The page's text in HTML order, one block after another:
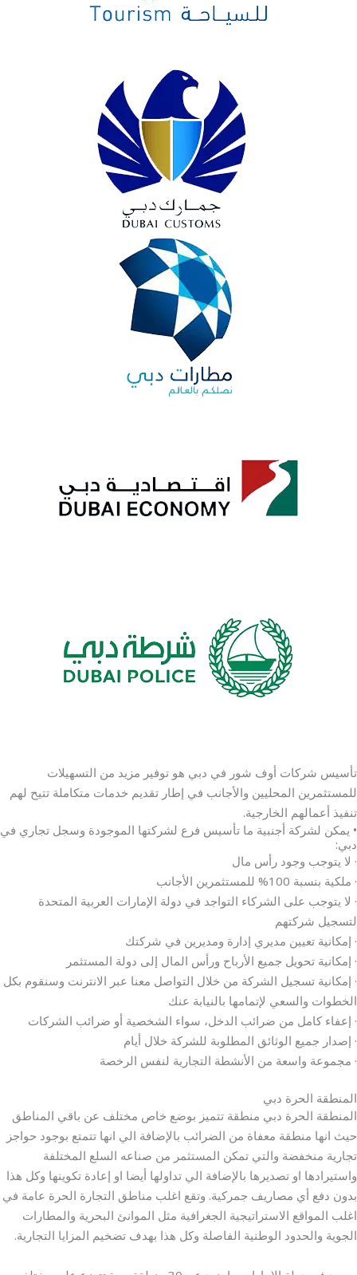
تأسيس شركات أوف شور في دبي هو توفير مزيد من التسهيلات
للمستثمرين المحليين والأجانب في إطار تقديم خدمات متكاملة تتيح لهم
تنفيذ أعمالهم الخارجية.
• يمكن لشركة أجنبية ما تأسيس فرع لشركتها الموجودة وسجل تجاري في
دبي:
· لا يتوجب وجود رأس مال
· ملكية بنسبة 100% للمستثمرين الأجانب
· لا يتوجب على الشركاء التواجد في دولة الإمارات العربية المتحدة
لتسجيل شركتهم
· إمكانية تعيين مديري إدارة ومديرين في شركتك
· إمكانية تحويل جميع الأرباح ورأس المال إلى دولة المستثمر
· إمكانية تسجيل الشركة من خلال التواصل معنا عبر الانترنت وسنقوم بكل
الخطوات والسعي لإتمامها بالنيابة عنك
· إعفاء كامل من ضرائب الدخل، سواء الشخصية أو ضرائب الشركات
· إصدار جميع الوثائق المطلوبة للشركة خلال أيام
· مجموعة واسعة من الأنشطة التجارية لنفس الرخصة
المنطقة الحرة دبي
المنطقة الحرة دبي منطقة تتميز بوضع خاص مختلف عن باقي المناطق
حيث انها منطقة معفاة من الضرائب بالإضافة الي انها تتمتع بوجود حواجز
تجارية منخفضة والتي تمكن المستثمر من صناعه السلع المختلفة
واستيرادها او تصديرها بالإضافة الي تداولها أيضا او إعادة تكوينها وكل هذا
بدون دفع أي مصاريف جمركية. وتقع اغلب مناطق التجارة الحرة عامة في
اغلب المواقع الاستراتيجية الجغرافية مثل الموانئ البحرية والمطارات
الجوية والحدود الوطنية الفاصلة وكل هذا بهدف تضخيم المزايا التجارية.